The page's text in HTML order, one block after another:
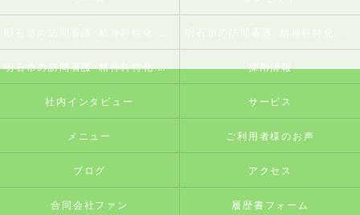
明石市の訪問看護･精神科特化 訪問看護ステーションミントのお客様の声 採用情報
社内インタビュー サービス
メニュー ご利用者様のお声
ブログ アクセス
合同会社ファン 履歴書フォーム